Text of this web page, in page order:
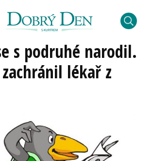
s podruhé narodil.
lékař z